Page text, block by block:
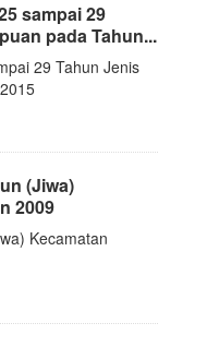
sampai 29
pada Tahun...
29 Tahun Jenis
(Jiwa)
2009
Kecamatan